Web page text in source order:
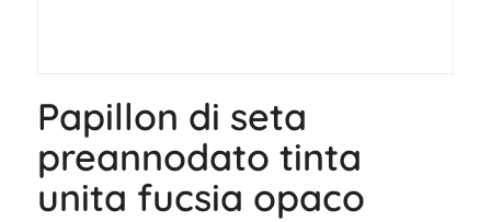
Papillon di seta
preannodato tinta
unita fucsia opaco